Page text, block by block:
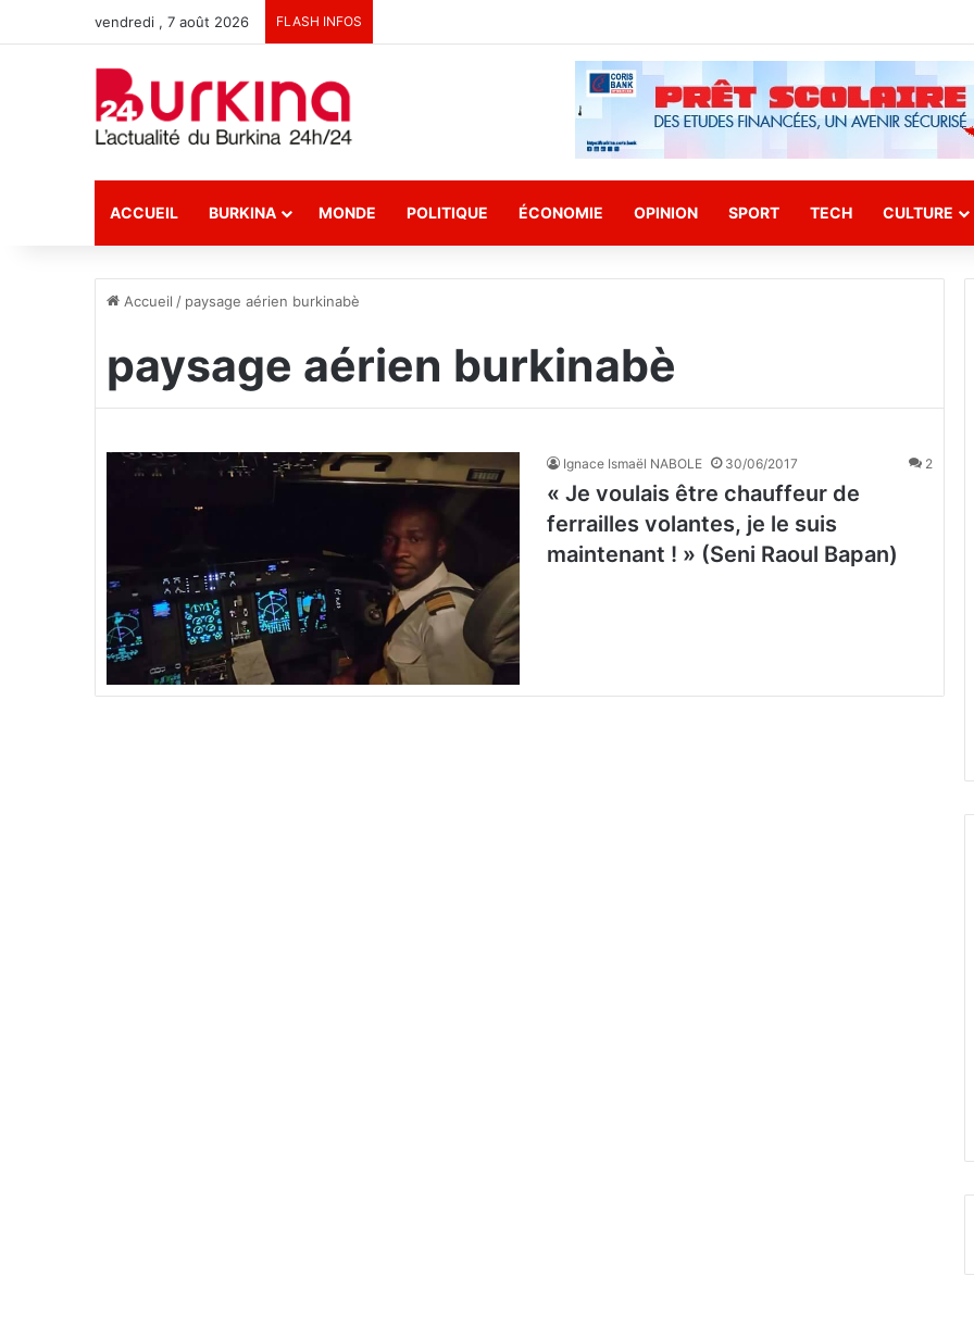
vendredi , 7 août 2026 FLASH INFOS
ACCUEIL BURKINA MONDE POLITIQUE ÉCONOMIE OPINION SPORT TECH CULTURE
Accueil / paysage aérien burkinabè
paysage aérien burkinabè
Ignace Ismaël NABOLE 30/06/2017 2
« Je voulais être chauffeur de
ferrailles volantes, je le suis
maintenant ! » (Seni Raoul Bapan)